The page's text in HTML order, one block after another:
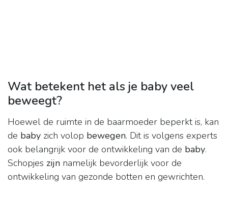
Wat betekent het als je baby veel
beweegt?
Hoewel de ruimte in de baarmoeder beperkt is, kan
de baby zich volop bewegen. Dit is volgens experts
ook belangrijk voor de ontwikkeling van de baby.
Schopjes zijn namelijk bevorderlijk voor de
ontwikkeling van gezonde botten en gewrichten.